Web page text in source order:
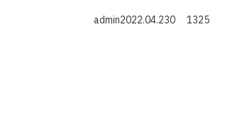
admin2022.04.230
1325